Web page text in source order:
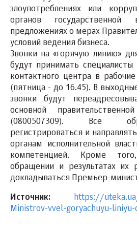
злоупотреблениях или
органов
предложениях о мерах
условий ведения бизнеса.
Звонки на «горячую линию»
будут принимать специалисты
контактного центра в
(пятница - до 16.45). В
звонки будут
основной
(0800507309). Все
регистрироваться и
органам исполнительной
компетенцией. Кроме
обращении и результатах их
докладываться Премьер-
Источник:
https://
Ministrov-vvel-goryachuyu-